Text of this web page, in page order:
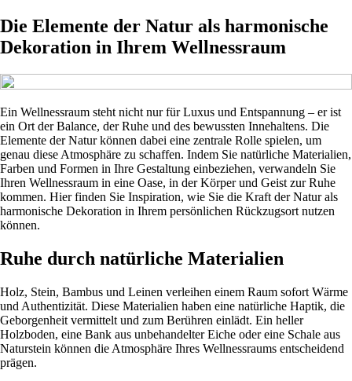
Die Elemente der Natur als harmonische
Dekoration in Ihrem Wellnessraum
Ein Wellnessraum steht nicht nur für Luxus und Entspannung – er ist
ein Ort der Balance, der Ruhe und des bewussten Innehaltens. Die
Elemente der Natur können dabei eine zentrale Rolle spielen, um
genau diese Atmosphäre zu schaffen. Indem Sie natürliche Materialien,
Farben und Formen in Ihre Gestaltung einbeziehen, verwandeln Sie
Ihren Wellnessraum in eine Oase, in der Körper und Geist zur Ruhe
kommen. Hier finden Sie Inspiration, wie Sie die Kraft der Natur als
harmonische Dekoration in Ihrem persönlichen Rückzugsort nutzen
können.
Ruhe durch natürliche Materialien
Holz, Stein, Bambus und Leinen verleihen einem Raum sofort Wärme
und Authentizität. Diese Materialien haben eine natürliche Haptik, die
Geborgenheit vermittelt und zum Berühren einlädt. Ein heller
Holzboden, eine Bank aus unbehandelter Eiche oder eine Schale aus
Naturstein können die Atmosphäre Ihres Wellnessraums entscheidend
prägen.